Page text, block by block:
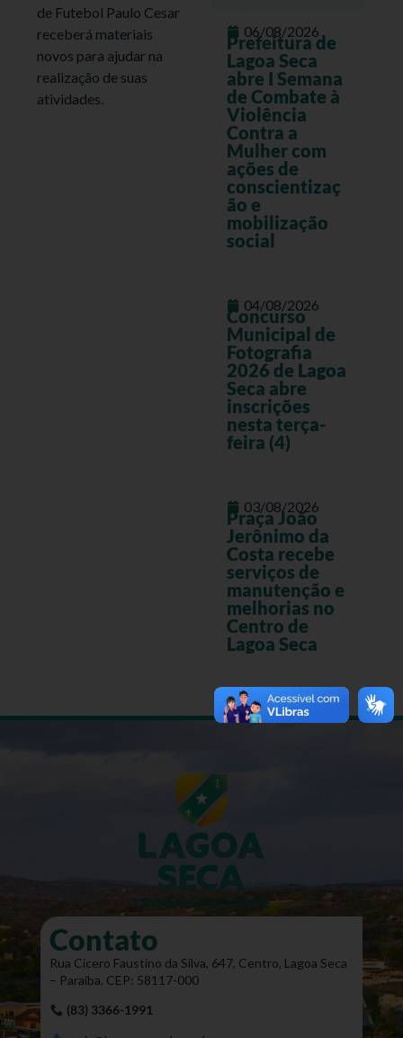
de Futebol Paulo Cesar
receberá materiais
novos para ajudar na
realização de suas
atividades.
06/08/2026
Prefeitura de
Lagoa Seca
abre I Semana
de Combate à
Violência
Contra a
Mulher com
ações de
conscientizaç
ão e
mobilização
social
04/08/2026
Concurso
Municipal de
Fotografia
2026 de Lagoa
Seca abre
inscrições
nesta terça-
feira (4)
03/08/2026
Praça João
Jerônimo da
Costa recebe
serviços de
manutenção e
melhorias no
Centro de
Lagoa Seca
Contato
Rua Cícero Faustino da Silva, 647, Centro, Lagoa Seca
– Paraíba. CEP: 58117-000
(83) 3366-1991